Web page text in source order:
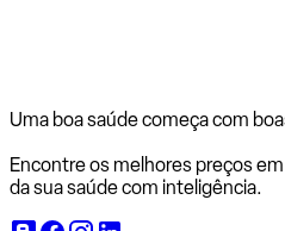
Uma boa saúde começa com
Encontre os melhores preços
da sua saúde com inteligência.